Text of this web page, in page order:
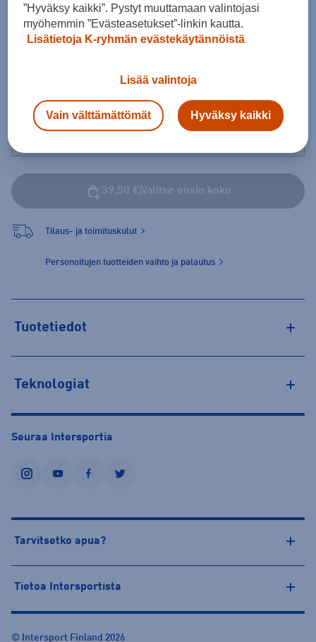
Koot
Pieni pelinumero (+ 3,00 €)
39,50 € Valitse ensin koko
Tilaus- ja toimituskulut
Personoitujen tuotteiden vaihto ja palautus
Tuotetiedot
Teknologiat
Seuraa Intersportia
instagramyoutubefacebooktwitter
Tarvitsetko apua?
Tietoa Intersportista
© Intersport Finland 2026
”Hyväksy kaikki”. Pystyt muuttamaan valintojasi
myöhemmin ”Evästeasetukset”-linkin kautta.
Lisätietoja K-ryhmän evästekäytännöistä
Lisää valintoja
Vain välttämättömät Hyväksy kaikki